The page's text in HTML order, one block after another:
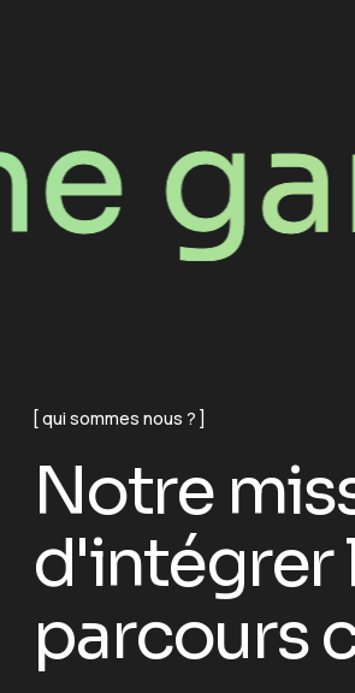
qui sommes nous ?
Notre
d'intégrer
parcours